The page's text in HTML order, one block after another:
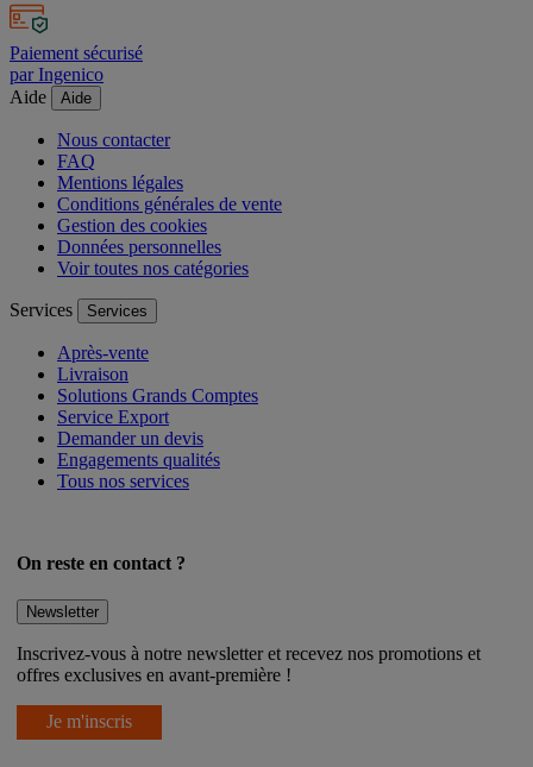
Paiement sécurisé
par Ingenico
Aide
Aide
Nous contacter
FAQ
Mentions légales
Conditions générales de vente
Gestion des cookies
Données personnelles
Voir toutes nos catégories
Services Services
Après-vente
Livraison
Solutions Grands Comptes
Service Export
Demander un devis
Engagements qualités
Tous nos services
On reste en contact ?
Newsletter
Inscrivez-vous à notre newsletter et recevez nos promotions et
offres exclusives en avant-première !
Je m'inscris